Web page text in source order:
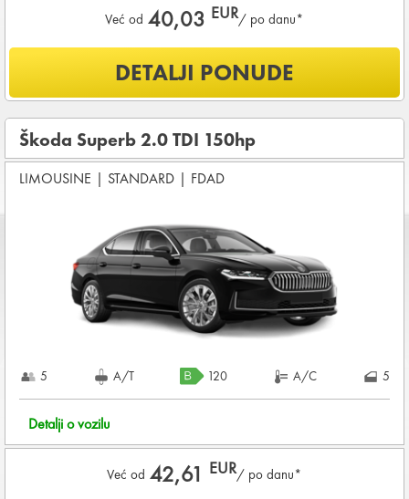
Već od 40,03 EUR/ po danu*
Šta je uključeno u ponudu?
OSNOVNI PAKET OSIGURANJA od štete (CDW) i krađe
(THW)
Koji su osnovni uslovi za najam vozila?
DEPOZIT NA KREDITNOJ KARTICI u iznosu od
840,00 EUR+ iznosa najma
KOMPLETNI USLOVI NAJMA
DETALJI PONUDE
Škoda Superb 2.0 TDI 150hp
LIMOUSINE | STANDARD | FDAD
5 A/T 120 A/C 5
Detalji o vozilu
Već od 42,61 EUR/ po danu*